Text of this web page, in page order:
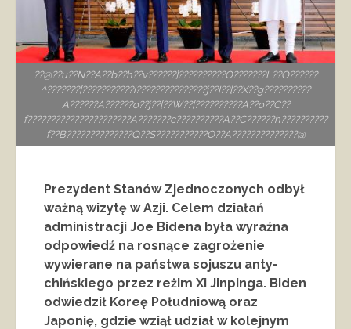
??@??u??N??A??b??h??v??????]??????????O???????L??O??????
^???????[???????????i???????????????j??I??[??X??g??????????
A??????A??????o??j??[??W??[??????????A??o??C??
f??????????????????????A???????c??????????A??C??????h??????????
f??B??????????????Q??S???????????O??A??????????????@
Prezydent Stanów Zjednoczonych odbył
ważną wizytę w Azji. Celem działań
administracji Joe Bidena była wyraźna
odpowiedź na rosnące zagrożenie
wywierane na państwa sojuszu anty-
chińskiego przez reżim Xi Jinpinga. Biden
odwiedził Koreę Południową oraz
Japonię, gdzie wziął udział w kolejnym